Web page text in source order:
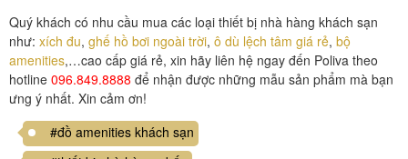
Quý khách có nhu cầu mua các loại thiết bị nhà hàng khách sạn
như: xích đu, ghế hồ bơi ngoài trời, ô dù lệch tâm giá rẻ, bộ
amenities,…cao cấp giá rẻ, xin hãy liên hệ ngay đến Poliva theo
hotline 096.849.8888 để nhận được những mẫu sản phẩm mà bạn
ưng ý nhất. Xin cảm ơn!
#đồ amenities khách sạn